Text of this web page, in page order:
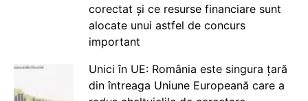
corectat și ce resurse financiare sunt
alocate unui astfel de concurs
important
Unici în UE: România este singura țară
din întreaga Uniune Europeană care a